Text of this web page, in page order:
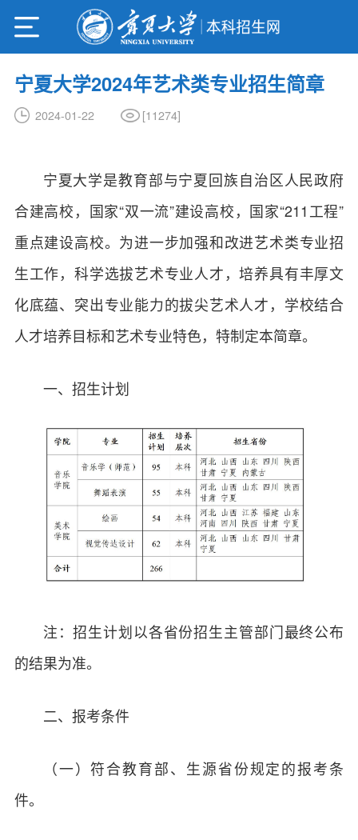
宁夏大学2024年艺术类专业招生简章
2024-01-22 [11274]
宁夏大学是教育部与宁夏回族自治区人民政府
合建高校，国家“双一流”建设高校，国家“211工程”
重点建设高校。为进一步加强和改进艺术类专业招
生工作，科学选拔艺术专业人才，培养具有丰厚文
化底蕴、突出专业能力的拔尖艺术人才，学校结合
人才培养目标和艺术专业特色，特制定本简章。
一、招生计划
注：招生计划以各省份招生主管部门最终公布
的结果为准。
二、报考条件
（一）符合教育部、生源省份规定的报考条
件。